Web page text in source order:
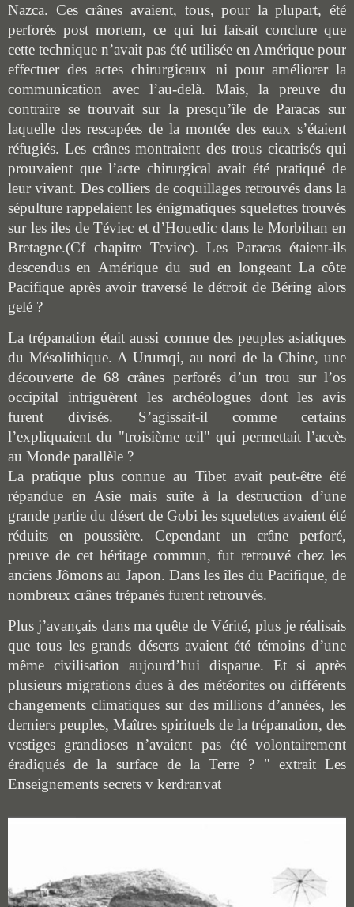
Nazca. Ces crânes avaient, tous, pour la plupart, été
perforés post mortem, ce qui lui faisait conclure que
cette technique n’avait pas été utilisée en Amérique pour
effectuer des actes chirurgicaux ni pour améliorer la
communication avec l’au-delà. Mais,
la preuve du
contraire se trouvait sur la presqu’île de Paracas sur
laquelle des rescapées de la montée des eaux s’étaient
réfugiés. Les crânes montraient des trous cicatrisés qui
prouvaient que l’acte chirurgical avait été pratiqué de
leur vivant. Des colliers de coquillages retrouvés dans la
sépulture rappelaient les énigmatiques squelettes trouvés
sur les iles de Téviec et d’Houedic dans le Morbihan en
Bretagne.(Cf chapitre Teviec). Les Paracas étaient-ils
descendus en Amérique du sud en longeant La côte
Pacifique après avoir traversé le détroit de Béring alors
gelé ?
La trépanation était aussi connue des peuples asiatiques
du Mésolithique. A Urumqi, au nord de la Chine, une
découverte de 68 crânes perforés d’un trou sur l’os
occipital intriguèrent les archéologues dont les avis
furent divisés. S’agissait-il comme certains
l’expliquaient du "troisième œil" qui permettait l’accès
au Monde parallèle ?
La pratique plus connue au Tibet avait peut-être été
répandue en Asie mais suite à la destruction d’une
grande partie du désert de Gobi les squelettes avaient été
réduits en poussière. Cependant un crâne perforé,
preuve de cet héritage commun, fut retrouvé chez les
anciens Jômons au Japon. Dans les îles du Pacifique, de
nombreux crânes trépanés furent retrouvés.
Plus j’avançais dans ma quête de Vérité, plus je réalisais
que tous les grands déserts avaient été témoins d’une
même civilisation aujourd’hui disparue. Et si après
plusieurs migrations dues à des météorites ou différents
changements climatiques sur des millions d’années, les
derniers peuples, Maîtres spirituels de la trépanation, des
vestiges grandioses n’avaient pas été volontairement
éradiqués de la surface de la Terre ? " extrait Les
Enseignements secrets v kerdranvat